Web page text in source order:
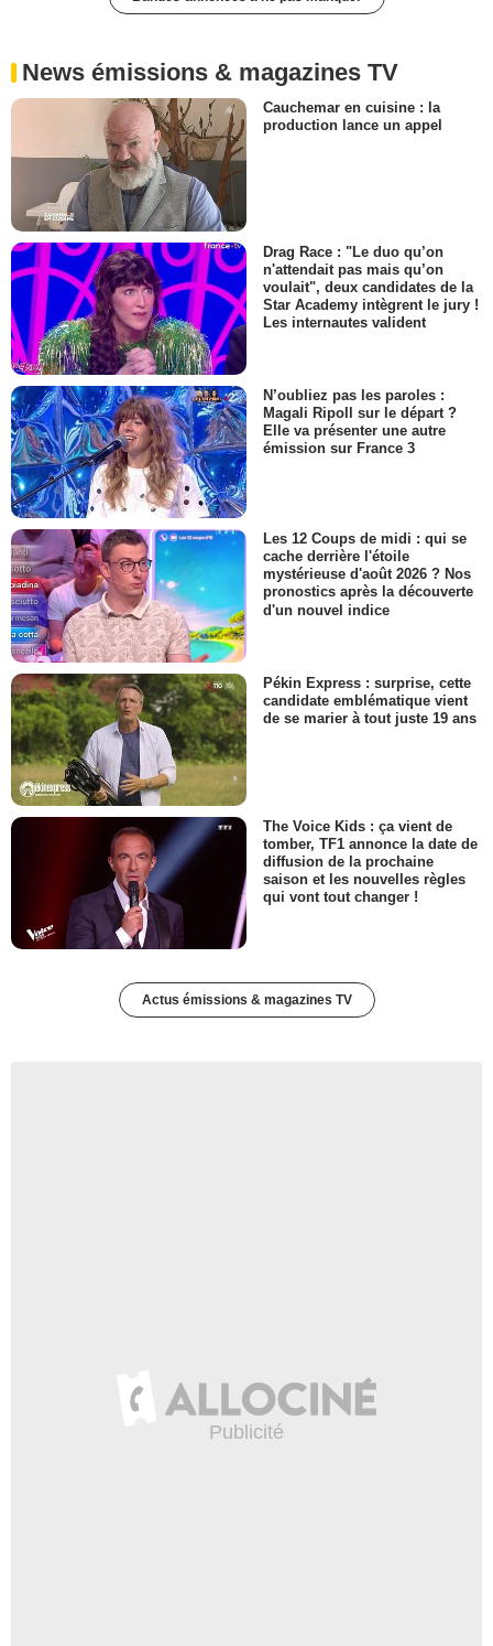
News émissions & magazines TV
Cauchemar en cuisine : la
production lance un appel
Drag Race : "Le duo qu’on
n'attendait pas mais qu’on
voulait", deux candidates de la
Star Academy intègrent le jury !
Les internautes valident
N’oubliez pas les paroles :
Magali Ripoll sur le départ ?
Elle va présenter une autre
émission sur France 3
Les 12 Coups de midi : qui se
cache derrière l'étoile
mystérieuse d'août 2026 ? Nos
pronostics après la découverte
d'un nouvel indice
Pékin Express : surprise, cette
candidate emblématique vient
de se marier à tout juste 19 ans
The Voice Kids : ça vient de
tomber, TF1 annonce la date de
diffusion de la prochaine
saison et les nouvelles règles
qui vont tout changer !
Actus émissions & magazines TV